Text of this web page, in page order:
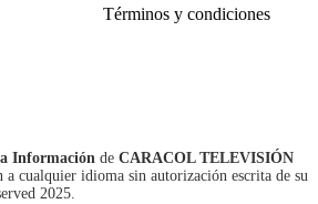
Términos y condiciones
Información de CARACOL TELEVISIÓN
cualquier idioma sin autorización escrita de su
2025.